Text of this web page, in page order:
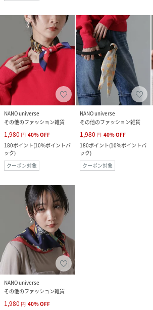
NANO universe
その他のファッション雑貨
1,980 円 40%OFF
180ポイント(10%ポイントバ
ック)
クーポン対象
NANO universe
その他のファッション雑貨
1,980 円 40%OFF
180ポイント(10%ポイントバ
ック)
クーポン対象
NANO universe
その他のファッション雑貨
1,980 円 40%OFF